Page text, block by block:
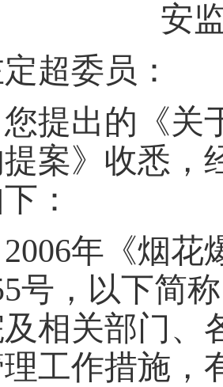
安
超委员：
您提出的《关
案》收悉，
：
2006年《烟花
号，以下简
及相关部门、
工作措施，